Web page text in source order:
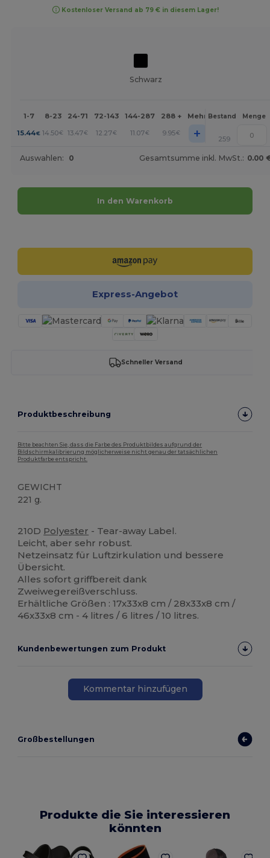
Kostenloser Versand ab 79 € in diesem Lager!
Schwarz
1-7 8-23 24-71 72-143 144-287 288 + Mehr Bestand Menge
15.44€ 14.50€ 13.47€ 12.27€ 11.07€ 9.95€ + 259
Auswahlen: 0 Gesamtsumme inkl. MwSt.: 0.00
In den Warenkorb
Express-Angebot
Schneller Versand
Produktbeschreibung
Bitte beachten Sie, dass die Farbe des Produktbildes aufgrund der
Bildschirmkalibrierung möglicherweise nicht genau der tatsächlichen
Produktfarbe entspricht.
GEWICHT
221 g.
210D Polyester - Tear-away Label.
Leicht, aber sehr robust.
Netzeinsatz für Luftzirkulation und bessere
Übersicht.
Alles sofort griffbereit dank
Zweiwegereißverschluss.
Erhältliche Größen : 17x33x8 cm / 28x33x8 cm /
46x33x8 cm - 4 litres / 6 litres / 10 litres.
Kundenbewertungen zum Produkt
Kommentar hinzufügen
Großbestellungen
Produkte die Sie interessieren
könnten